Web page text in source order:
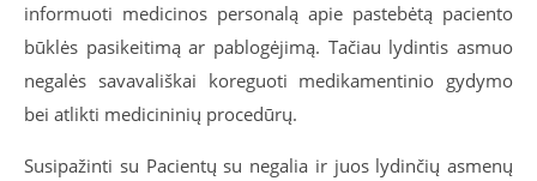
informuoti medicinos personalą apie pastebėtą paciento
būklės pasikeitimą ar pablogėjimą. Tačiau lydintis asmuo
negalės savavališkai koreguoti medikamentinio gydymo
bei atlikti medicininių procedūrų.
Susipažinti su Pacientų su negalia ir juos lydinčių asmenų